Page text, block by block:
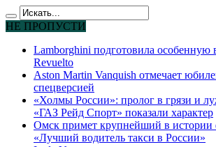
НЕ ПРОПУСТИ
Lamborghini подготовила особенную
Revuelto
Aston Martin Vanquish отмечает
спецверсией
«Холмы России»: пролог в грязи и
«ГАЗ Рейд Спорт» показали характер
Омск примет крупнейший в истории
«Лучший водитель такси в России»